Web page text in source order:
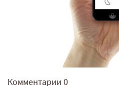
Комментарии 0